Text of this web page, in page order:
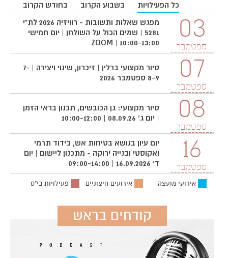
בחודש הקרוב בשבוע הקרוב כל הפעילויות
03
ספטמבר
מפגש שאלות ותשובות - רוויזיה 2026 לת"י
5281 | שמים הכול על השולחן | יום חמישי
10:00-13:00 | ZOOM
07
ספטמבר
סיור מקצועי ברלין | זיכרון, שינוי ויצירה | 7-
8-9 ספטמבר 2026
08
ספטמבר
סיור מקצועי: גן הכובשים, תכנון בראי הזמן
| יום ג' 08.09.26 | 10:00-12:00
16
ספטמבר
יום עיון בנושא בטיחות אש, בידוד תרמי
ואקוסטי ובנייה ירוקה - מתכנון ליישום | יום
ד' 16.09.2026 | 09:00-14:00
אירועי מועצה אירועים חיצוניים פעילויות בי"ס
קודחים בראש